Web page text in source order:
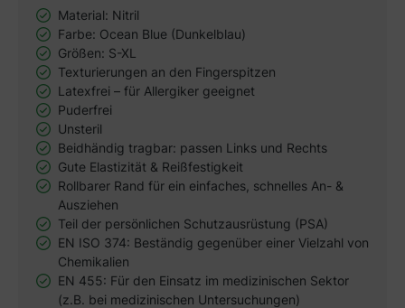
Material: Nitril
Farbe: Ocean Blue (Dunkelblau)
Größen: S-XL
Texturierungen an den Fingerspitzen
Latexfrei – für Allergiker geeignet
Puderfrei
Unsteril
Beidhändig tragbar: passen Links und Rechts
Gute Elastizität & Reißfestigkeit
Rollbarer Rand für ein einfaches, schnelles An- &
Ausziehen
Teil der persönlichen Schutzausrüstung (PSA)
EN ISO 374: Beständig gegenüber einer Vielzahl von
Chemikalien
EN 455: Für den Einsatz im medizinischen Sektor
(z.B. bei medizinischen Untersuchungen)